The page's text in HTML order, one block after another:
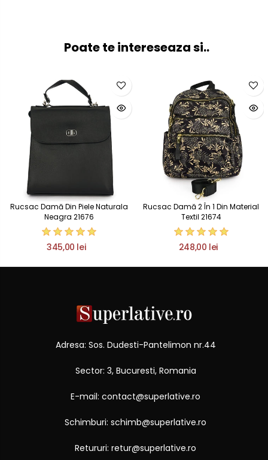
Poate te intereseaza si..
Rucsac Damă Din Piele Naturala
Neagra 21676
345,00 lei
Rucsac Damă 2 În 1 Din Material
Textil 21674
248,00 lei
Adresa: Sos. Dudesti-Pantelimon nr.44
Sector: 3, Bucuresti, Romania
E-mail: contact@superlative.ro
Schimburi: schimb@superlative.ro
Retururi: retur@superlative.ro